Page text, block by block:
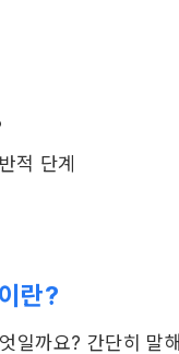
적 단계
란?
일까요? 간단히 말